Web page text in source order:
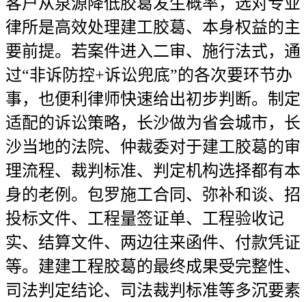
律所是高效处理建工胶葛、本身权益的主
要前提。若案件进入二审、施行法式，通
过“非诉防控+诉讼兜底”的各次要环节办
事，也便利律师快速给出初步判断。制定
适配的诉讼策略，长沙做为省会城市，长
沙当地的法院、仲裁委对于建工胶葛的审
理流程、裁判标准、判定机构选择都有本
身的老例。包罗施工合同、弥补和谈、招
投标文件、工程量签证单、工程验收记
实、结算文件、两边往来函件、付款凭证
等。建建工程胶葛的最终成果受完整性、
司法判定结论、司法裁判标准等多沉要素